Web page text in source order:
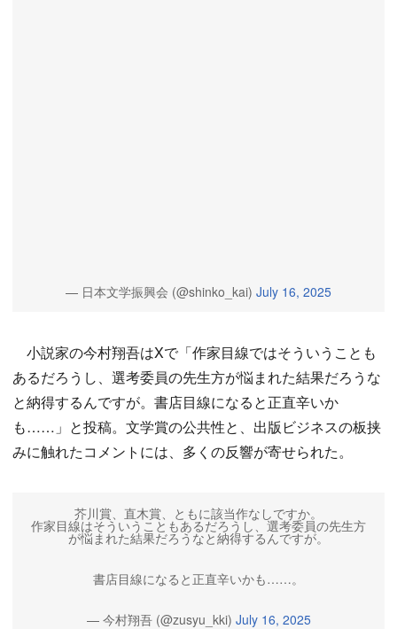
— 日本文学振興会 (@shinko_kai) July 16, 2025
小説家の今村翔吾はXで「作家目線ではそういうことも
あるだろうし、選考委員の先生方が悩まれた結果だろうな
と納得するんですが。書店目線になると正直辛いか
も……」と投稿。文学賞の公共性と、出版ビジネスの板挟
みに触れたコメントには、多くの反響が寄せられた。
芥川賞、直木賞、ともに該当作なしですか。
作家目線はそういうこともあるだろうし、選考委員の先生方
が悩まれた結果だろうなと納得するんですが。
書店目線になると正直辛いかも……。
— 今村翔吾 (@zusyu_kki) July 16, 2025